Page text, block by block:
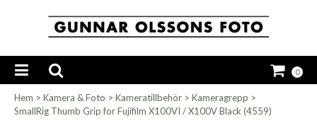
0
Hem > Kamera & Foto > Kameratillbehör > Kameragrepp >
SmallRig Thumb Grip for Fujifilm X100VI / X100V Black (4559)